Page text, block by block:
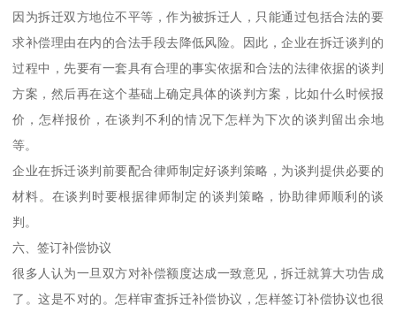
因为拆迁双方地位不平等，作为被拆迁人，只能通过包括合法的要
求补偿理由在内的合法手段去降低风险。因此，企业在拆迁谈判的
过程中，先要有一套具有合理的事实依据和合法的法律依据的谈判
方案，然后再在这个基础上确定具体的谈判方案，比如什么时候报
价，怎样报价，在谈判不利的情况下怎样为下次的谈判留出余地
等。
企业在拆迁谈判前要配合律师制定好谈判策略，为谈判提供必要的
材料。在谈判时要根据律师制定的谈判策略，协助律师顺利的谈
判。
六、签订补偿协议
很多人认为一旦双方对补偿额度达成一致意见，拆迁就算大功告成
了。这是不对的。怎样审査拆迁补偿协议，怎样签订补偿协议也很